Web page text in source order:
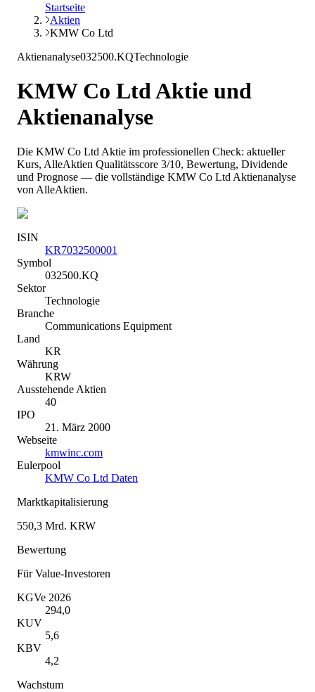
Startseite
Aktien
KMW Co Ltd
Aktienanalyse032500.KQTechnologie
KMW Co LtdAktie und
Aktienanalyse
Die KMW Co Ltd Aktie im professionellen Check: aktueller
Kurs, AlleAktien Qualitätsscore 3/10, Bewertung, Dividende
und Prognose — die vollständige KMW Co Ltd Aktienanalyse
von AlleAktien.
ISIN
KR7032500001
Symbol
032500.KQ
Sektor
Technologie
Branche
Communications Equipment
Land
KR
Währung
KRW
Ausstehende Aktien
40
IPO
21. März 2000
Webseite
kmwinc.com
Eulerpool
KMW Co Ltd Daten
Marktkapitalisierung
550,3 Mrd. KRW
Bewertung
Für Value-Investoren
KGVe 2026
294,0
KUV
5,6
KBV
4,2
Wachstum